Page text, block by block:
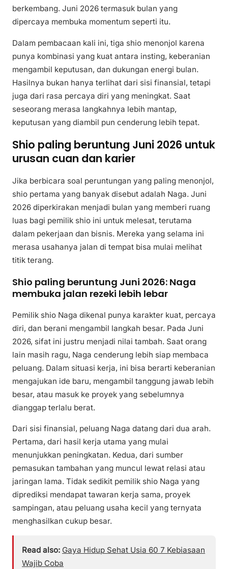
berkembang. Juni 2026 termasuk bulan yang
dipercaya membuka momentum seperti itu.
Dalam pembacaan kali ini, tiga shio menonjol karena
punya kombinasi yang kuat antara insting, keberanian
mengambil keputusan, dan dukungan energi bulan.
Hasilnya bukan hanya terlihat dari sisi finansial, tetapi
juga dari rasa percaya diri yang meningkat. Saat
seseorang merasa langkahnya lebih mantap,
keputusan yang diambil pun cenderung lebih tepat.
Shio paling beruntung Juni 2026 untuk
urusan cuan dan karier
Jika berbicara soal peruntungan yang paling menonjol,
shio pertama yang banyak disebut adalah Naga. Juni
2026 diperkirakan menjadi bulan yang memberi ruang
luas bagi pemilik shio ini untuk melesat, terutama
dalam pekerjaan dan bisnis. Mereka yang selama ini
merasa usahanya jalan di tempat bisa mulai melihat
titik terang.
Shio paling beruntung Juni 2026: Naga
membuka jalan rezeki lebih lebar
Pemilik shio Naga dikenal punya karakter kuat, percaya
diri, dan berani mengambil langkah besar. Pada Juni
2026, sifat ini justru menjadi nilai tambah. Saat orang
lain masih ragu, Naga cenderung lebih siap membaca
peluang. Dalam situasi kerja, ini bisa berarti keberanian
mengajukan ide baru, mengambil tanggung jawab lebih
besar, atau masuk ke proyek yang sebelumnya
dianggap terlalu berat.
Dari sisi finansial, peluang Naga datang dari dua arah.
Pertama, dari hasil kerja utama yang mulai
menunjukkan peningkatan. Kedua, dari sumber
pemasukan tambahan yang muncul lewat relasi atau
jaringan lama. Tidak sedikit pemilik shio Naga yang
diprediksi mendapat tawaran kerja sama, proyek
sampingan, atau peluang usaha kecil yang ternyata
menghasilkan cukup besar.
Read also: Gaya Hidup Sehat Usia 60 7 Kebiasaan
Wajib Coba